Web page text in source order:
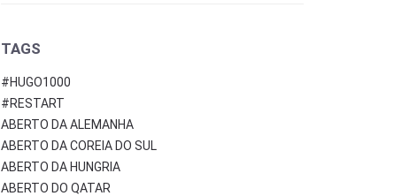
TAGS
#HUGO1000
#RESTART
ABERTO DA ALEMANHA
ABERTO DA COREIA DO SUL
ABERTO DA HUNGRIA
ABERTO DO QATAR